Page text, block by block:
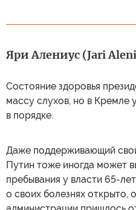
Яри Алениус (Jari
Состояние здоровья
массу слухов, но в Кремле
в порядке.
Даже поддерживающий
Путин тоже иногда может
пребывания у власти 65-
о своих болезнях открыто,